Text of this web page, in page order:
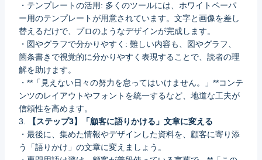
・テンプレートの活用: 多くのツールには、ホワイトペーパ
ー用のテンプレートが用意されています。文字と画像を差し
替えるだけで、プロのようなデザインが完成します。
・図やグラフで分かりやすく: 難しい内容も、図やグラフ、
箇条書きで視覚的に分かりやすく表現することで、読者の理
解を助けます。
・**「見えない日々の努力を怠ってはいけません。」**コンテ
ンツのレイアウトやフォントを統一するなど、地道な工夫が
信頼性を高めます。
3.
【ステップ3】「顧客に語りかける」文章に変える
・最後に、集めた情報やデザインした資料を、顧客に寄り添
う「語りかけ」の文章に変えましょう。